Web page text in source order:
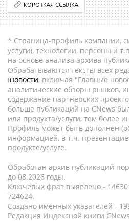
КОРОТКАЯ ССЫЛКА
* Страница-профиль компании,
услуги), технологии, персоны и
на основе анализа архива
Обрабатываются тексты всех
(новости, включая "Главные
аналитические обзоры рынков,
содержание партнёрских
больше публикаций на CNews
или продукта/услуги, тем более
Профиль может быть дополнен
информацией, в т.ч.
продукте/услуге.
Обработан архив публикаций
до 08.2026 годы.
Ключевых фраз выявлено -
724624.
Создано именных указателей -
Редакция Индексной книги